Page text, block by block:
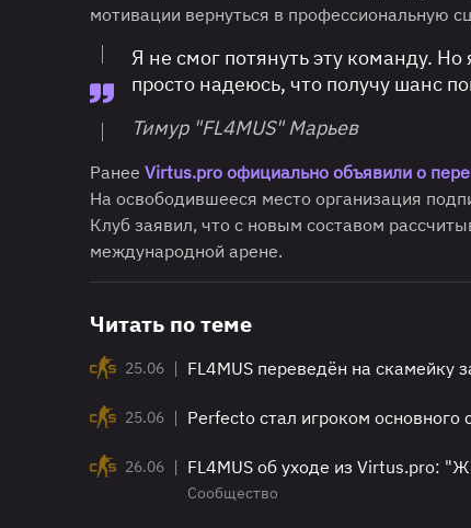
мотивации вернуться в профессиональную
Я не смог потянуть эту команду.
просто надеюсь, что получу шанс
Тимур "FL4MUS" Марьев
Ранее Virtus.pro официально объявили о
На освободившееся место организация
Клуб заявил, что с новым составом
международной арене.
Читать по теме
25.06 | FL4MUS переведён на скамейку
25.06 | Perfecto стал игроком основного
26.06 | FL4MUS об уходе из Virtus.pro:
Сообщество